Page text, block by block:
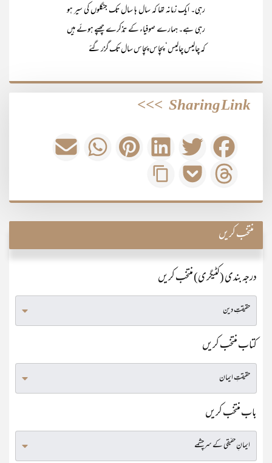
رہی۔ ایک زمانہ تھا کہ سال ہا سال تک جنگلوں کی سیر ہو
رہی ہے۔ ہمارے صوفیاء کے تذکرے چھپے ہوئے ہیں
کہ چالیس چالیس‘ پچاس پچاس سال تک گزر گئے
Sharing Link
>>>
منتخب کریں
درجہ بندی (کٹیگری) منتخب کریں
کتاب منتخب کریں
باب منتخب کریں